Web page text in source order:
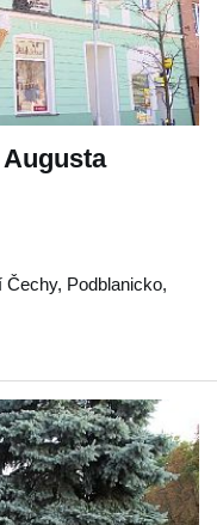
Čechy, Podblanicko,